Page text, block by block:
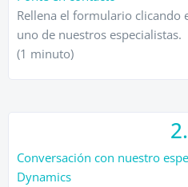
Rellena el formulario clicando
uno de nuestros especialistas.
(1 minuto)
2.
Conversación con nuestro
Dynamics